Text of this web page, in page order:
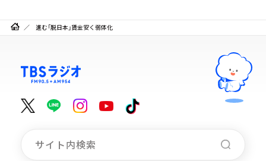
進む「脱日本」賃金安く弱体化